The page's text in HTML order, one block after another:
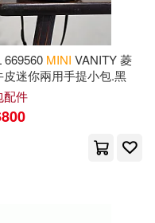
669560 MINI VANITY 菱
皮迷你兩用手提小包.黑
配件